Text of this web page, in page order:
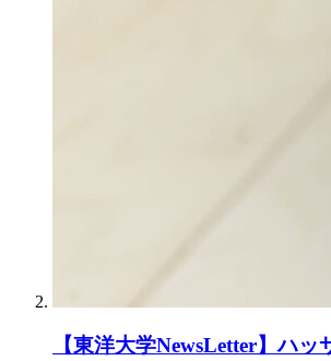
【東洋大学NewsLetter】ハッ